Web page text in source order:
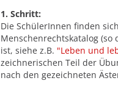
1. Schritt:
Die SchülerInnen finden
Menschenrechtskatalog
ist, siehe z.B. "Leben und
zeichnerischen Teil der
nach den gezeichneten